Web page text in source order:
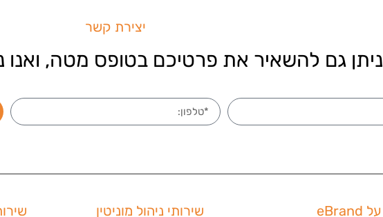
יצירת קשר
ניתן גם להשאיר את פרטיכם בטופס מטה, ואנו
על eBrand שירותי ניהול מוניטין